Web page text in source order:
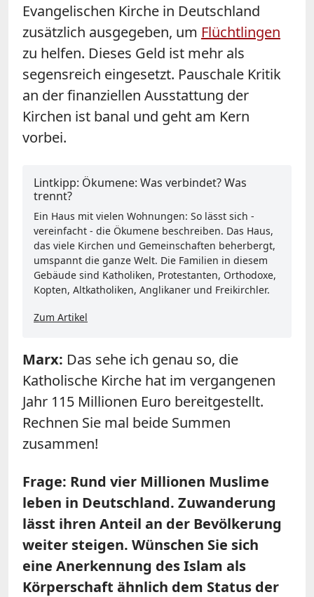
Evangelischen Kirche in Deutschland
zusätzlich ausgegeben, um Flüchtlingen
zu helfen. Dieses Geld ist mehr als
segensreich eingesetzt. Pauschale Kritik
an der finanziellen Ausstattung der
Kirchen ist banal und geht am Kern
vorbei.
Lintkipp: Ökumene: Was verbindet? Was
trennt?
Ein Haus mit vielen Wohnungen: So lässt sich -
vereinfacht - die Ökumene beschreiben. Das Haus,
das viele Kirchen und Gemeinschaften beherbergt,
umspannt die ganze Welt. Die Familien in diesem
Gebäude sind Katholiken, Protestanten, Orthodoxe,
Kopten, Altkatholiken, Anglikaner und Freikirchler.
Zum Artikel
Marx: Das sehe ich genau so, die
Katholische Kirche hat im vergangenen
Jahr 115 Millionen Euro bereitgestellt.
Rechnen Sie mal beide Summen
zusammen!
Frage: Rund vier Millionen Muslime
leben in Deutschland. Zuwanderung
lässt ihren Anteil an der Bevölkerung
weiter steigen. Wünschen Sie sich
eine Anerkennung des Islam als
Körperschaft ähnlich dem Status der